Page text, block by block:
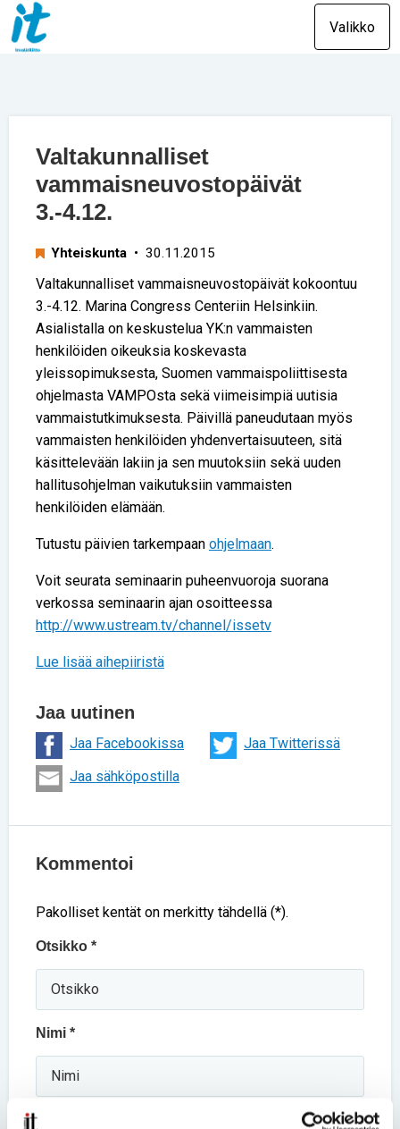
Valikko
Valtakunnalliset
vammaisneuvostopäivät
3.-4.12.
Yhteiskunta • 30.11.2015
Valtakunnalliset vammaisneuvostopäivät kokoontuu
3.-4.12. Marina Congress Centeriin Helsinkiin.
Asialistalla on keskustelua YK:n vammaisten
henkilöiden oikeuksia koskevasta
yleissopimuksesta, Suomen vammaispoliittisesta
ohjelmasta VAMPOsta sekä viimeisimpiä uutisia
vammaistutkimuksesta. Päivillä paneudutaan myös
vammaisten henkilöiden yhdenvertaisuuteen, sitä
käsittelevään lakiin ja sen muutoksiin sekä uuden
hallitusohjelman vaikutuksiin vammaisten
henkilöiden elämään.
Tutustu päivien tarkempaan ohjelmaan.
Voit seurata seminaarin puheenvuoroja suorana
verkossa seminaarin ajan osoitteessa
http://www.ustream.tv/channel/issetv
Lue lisää aihepiiristä
Jaa uutinen
Jaa Facebookissa
Jaa Twitterissä
Jaa sähköpostilla
Kommentoi
Pakolliset kentät on merkitty tähdellä (*).
Otsikko *
Nimi *
Kommentti *